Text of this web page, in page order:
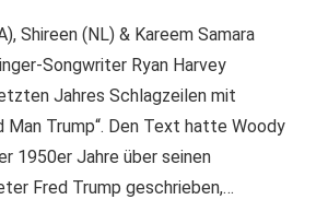
Shireen (NL) & Kareem Samara
Songwriter Ryan Harvey
Jahres Schlagzeilen mit
Man Trump“. Den Text hatte Woody
1950er Jahre über seinen
Fred Trump geschrieben,…